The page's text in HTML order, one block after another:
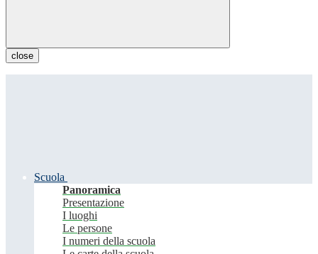
close
Scuola
Panoramica
Presentazione
I luoghi
Le persone
I numeri della scuola